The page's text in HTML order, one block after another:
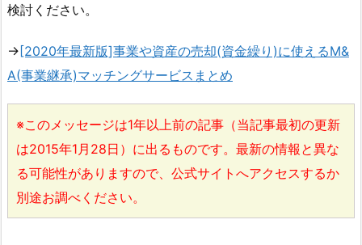
検討ください。
→[2020年最新版]事業や資産の売却(資金繰り)に使えるM&
A(事業継承)マッチングサービスまとめ
※このメッセージは1年以上前の記事（当記事最初の更新
は2015年1月28日）に出るものです。最新の情報と異な
る可能性がありますので、公式サイトへアクセスするか
別途お調べください。